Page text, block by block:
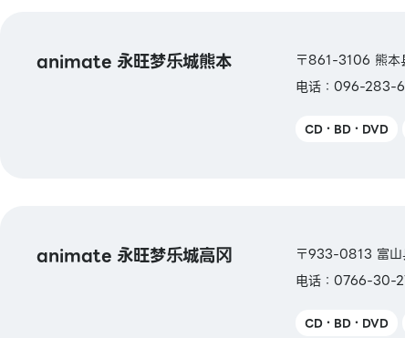
animate 永旺梦乐城熊本
〒861-3106 熊本
电话：096-283-
CD・BD・DVD
animate 永旺梦乐城高冈
〒933-0813 富山
电话：0766-30-
CD・BD・DVD